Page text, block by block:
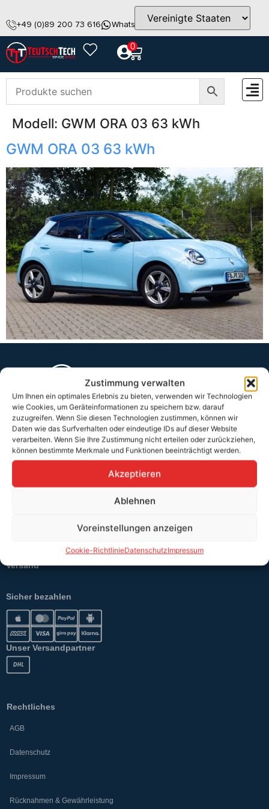
Zustimmung verwalten
Um Ihnen ein optimales Erlebnis zu bieten, verwenden wir Technologien
wie Cookies, um Geräteinformationen zu speichern bzw. darauf
zuzugreifen. Wenn Sie diesen Technologien zustimmen, können wir
Daten wie das Surfverhalten oder eindeutige IDs auf dieser Website
verarbeiten. Wenn Sie Ihre Zustimmung nicht erteilen oder zurückziehen,
können bestimmte Merkmale und Funktionen beeinträchtigt werden.
Akzeptieren
Ablehnen
Voreinstellungen anzeigen
Cookie-RichtlinieDatenschutzImpressum
+49 (0)89 200 73 616 WhatsApp info@teutschtech.com
0
Modell: GWM ORA 03 63 kWh
GWM ORA 03 63 kWh
Teutschtech ist ein Komplettanbieter im Bereich der E-Mobilität und
erneuerbaren Energien. Auf unserer Homepage findest du eine ausführliche
Übersicht über unsere Produkte und Dienstleistungen.
Service & Hilfe
Versand
Sicher bezahlen
Unser Versandpartner
Rechtliches
AGB
Datenschutz
Impressum
Rücknahmen & Gewährleistung